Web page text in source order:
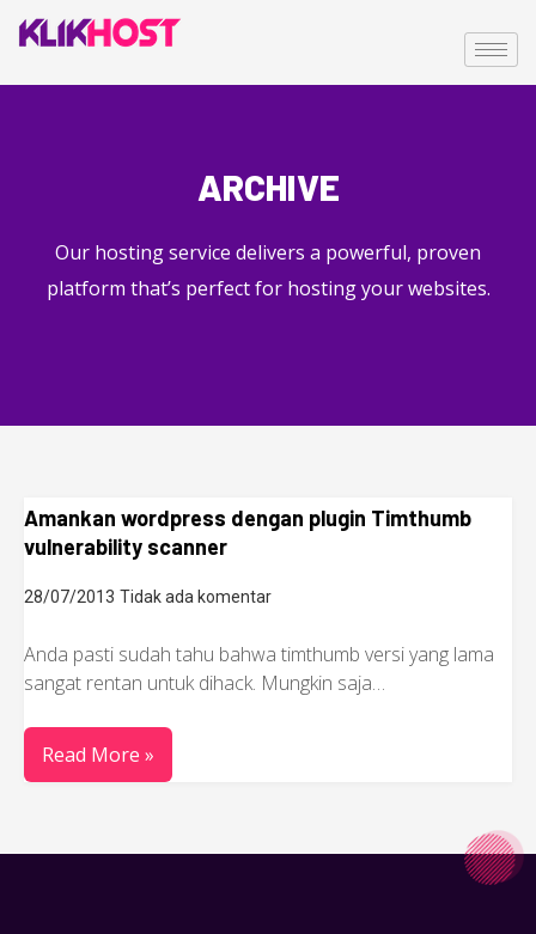
ARCHIVE
Our hosting service delivers a powerful, proven
platform that’s perfect for hosting your websites.
Amankan wordpress dengan plugin Timthumb
vulnerability scanner
28/07/2013 Tidak ada komentar
Anda pasti sudah tahu bahwa timthumb versi yang lama
sangat rentan untuk dihack. Mungkin saja…
Read More »